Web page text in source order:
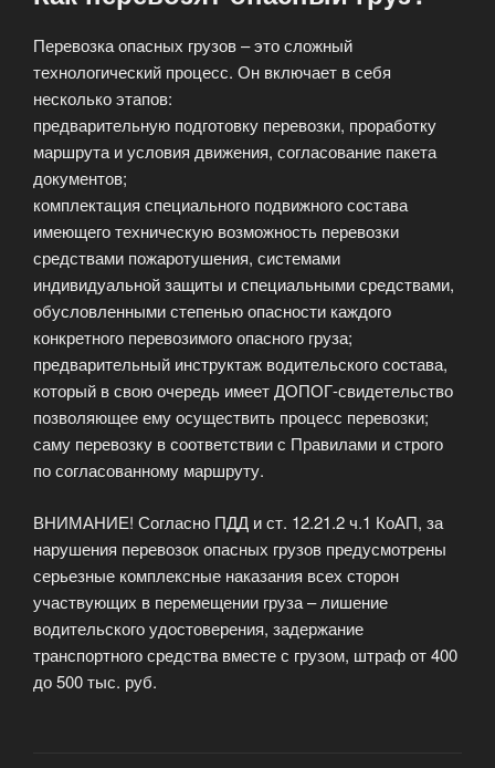
Перевозка опасных грузов – это сложный
технологический процесс. Он включает в себя
несколько этапов:
предварительную подготовку перевозки, проработку
маршрута и условия движения, согласование пакета
документов;
комплектация специального подвижного состава
имеющего техническую возможность перевозки
средствами пожаротушения, системами
индивидуальной защиты и специальными средствами,
обусловленными степенью опасности каждого
конкретного перевозимого опасного груза;
предварительный инструктаж водительского состава,
который в свою очередь имеет ДОПОГ-свидетельство
позволяющее ему осуществить процесс перевозки;
саму перевозку в соответствии с Правилами и строго
по согласованному маршруту.
ВНИМАНИЕ! Согласно ПДД и ст. 12.21.2 ч.1 КоАП, за
нарушения перевозок опасных грузов предусмотрены
серьезные комплексные наказания всех сторон
участвующих в перемещении груза – лишение
водительского удостоверения, задержание
транспортного средства вместе с грузом, штраф от 400
до 500 тыс. руб.